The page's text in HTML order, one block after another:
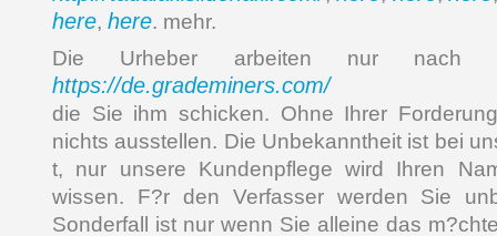
here, here. mehr.
Die Urheber arbeiten nur nach
https://de.grademiners.com/
die Sie ihm schicken. Ohne Ihrer
nichts ausstellen. Die Unbekanntheit ist bei
t, nur unsere Kundenpflege wird Ihren
wissen. F?r den Verfasser werden Sie
Sonderfall ist nur wenn Sie alleine das